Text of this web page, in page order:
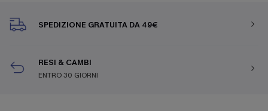
SPEDIZIONE GRATUITA DA 49€
RESI & CAMBI
ENTRO 30 GIORNI